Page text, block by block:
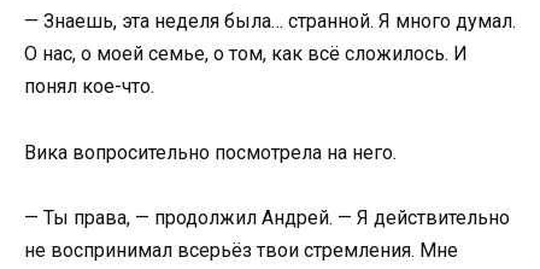
— Знаешь, эта неделя была… странной. Я много думал.
О нас, о моей семье, о том, как всё сложилось. И
понял кое-что.
Вика вопросительно посмотрела на него.
— Ты права, — продолжил Андрей. — Я действительно
не воспринимал всерьёз твои стремления. Мне